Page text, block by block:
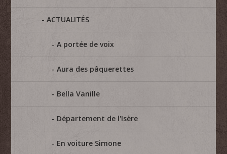
ACTUALITÉS
A portée de voix
Aura des pâquerettes
Bella Vanille
Département de l'Isère
En voiture Simone